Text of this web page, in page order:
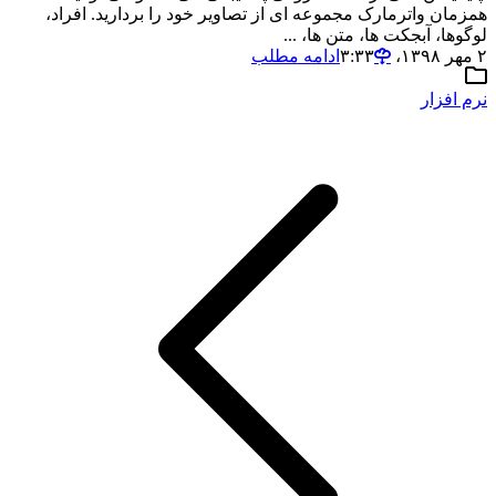
همزمان واترمارک مجموعه ای از تصاویر خود را بردارید. افراد،
لوگوها، آبجکت ها، متن ها، ...
۲ مهر ۱۳۹۸،‏ ۳:۳۳
ادامه مطلب
نرم افزار